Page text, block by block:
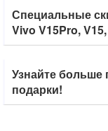
Специальные
Vivo V15Pro,
Узнайте больше
подарки!